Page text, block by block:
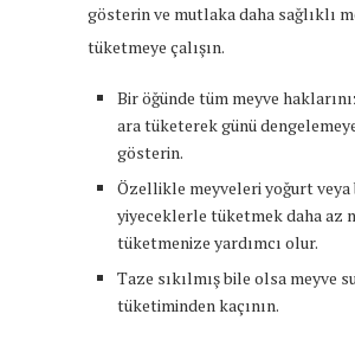
gösterin ve mutlaka daha sağlıklı
tüketmeye çalışın.
Bir öğünde tüm meyve
ara tüketerek günü
gösterin.
Özellikle meyveleri yoğurt veya
yiyeceklerle tüketmek daha az
tüketmenize yardımcı olur.
Taze sıkılmış bile olsa meyve
tüketiminden kaçının.